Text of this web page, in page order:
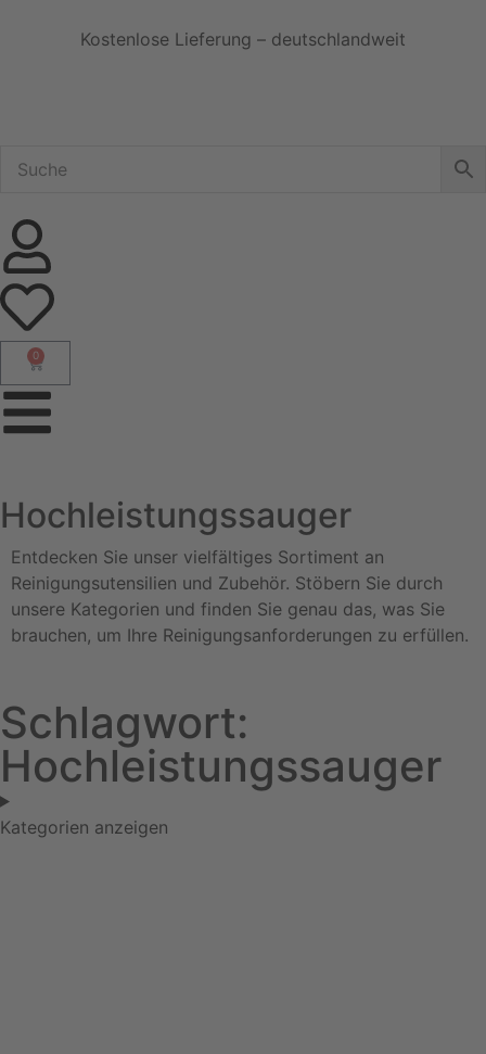
Kostenlose Lieferung – deutschlandweit
0
Hochleistungssauger
Entdecken Sie unser vielfältiges Sortiment an
Reinigungsutensilien und Zubehör. Stöbern Sie durch
unsere Kategorien und finden Sie genau das, was Sie
brauchen, um Ihre Reinigungsanforderungen zu erfüllen.
Schlagwort:
Hochleistungssauger
Kategorien anzeigen